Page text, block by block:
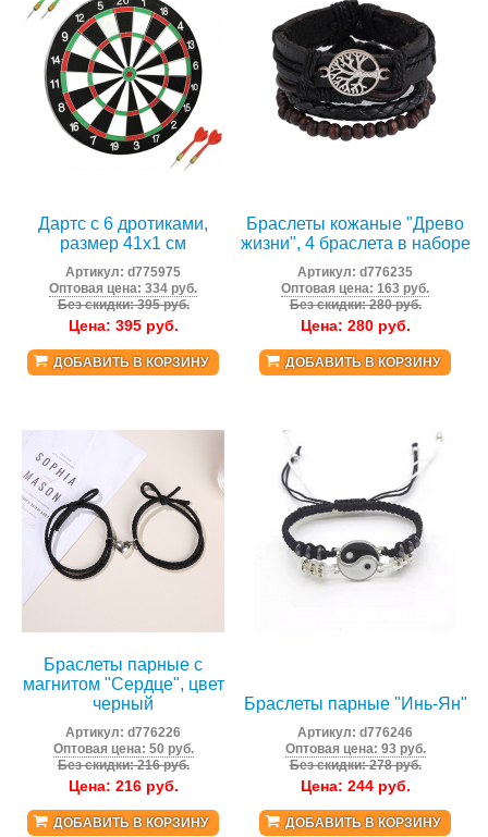
Дартс с 6 дротиками,
размер 41х1 см
Артикул:d775975
Оптовая цена: 334 руб.
Без скидки: 395 руб.
Цена: 395руб.
ДОБАВИТЬ В КОРЗИНУ
Браслеты кожаные "Древо
жизни", 4 браслета в наборе
Артикул:d776235
Оптовая цена: 163 руб.
Без скидки: 280 руб.
Цена: 280руб.
ДОБАВИТЬ В КОРЗИНУ
Браслеты парные с
магнитом "Сердце", цвет
черный
Артикул:d776226
Оптовая цена: 50 руб.
Без скидки: 216 руб.
Цена: 216руб.
ДОБАВИТЬ В КОРЗИНУ
Браслеты парные "Инь-Ян"
Артикул:d776246
Оптовая цена: 93 руб.
Без скидки: 278 руб.
Цена: 244руб.
ДОБАВИТЬ В КОРЗИНУ